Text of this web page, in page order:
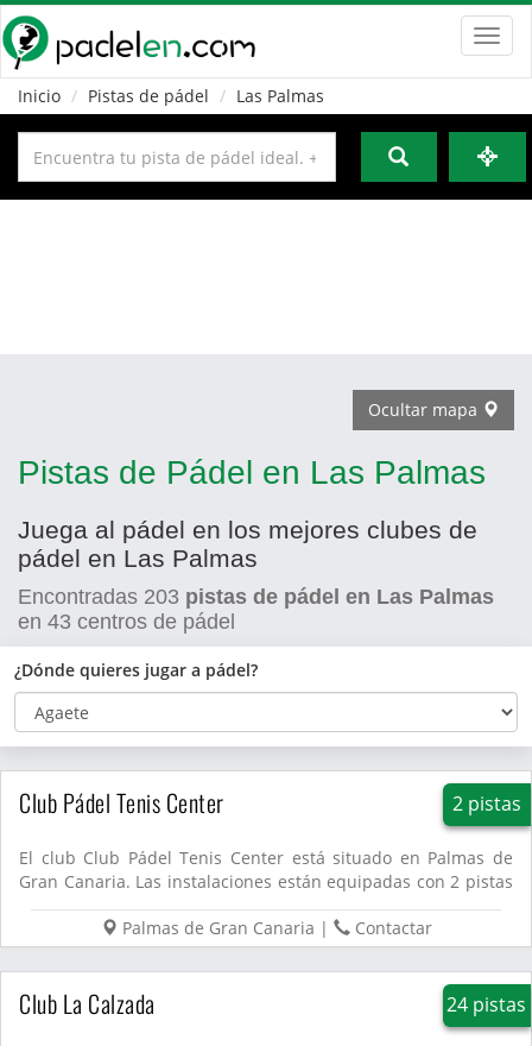
Inicio
Pistas de pádel Las Palmas
Ocultar mapa
Pistas de Pádel en Las Palmas
Juega al pádel en los mejores clubes de
pádel en Las Palmas
Encontradas 203 pistas de pádel en Las Palmas
en 43 centros de pádel
¿Dónde quieres jugar a pádel?
Club Pádel Tenis Center 2 pistas
El club Club Pádel Tenis Center está situado en Palmas de
Gran Canaria. Las instalaciones están equipadas con 2 pistas
de ...
Palmas de Gran Canaria | Contactar
Club La Calzada 24 pistas